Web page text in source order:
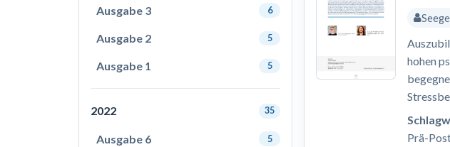
Ausgabe 3 6
Ausgabe 2 5
Ausgabe 1 5
2022 35
Ausgabe 6 5
hohen
Prä-